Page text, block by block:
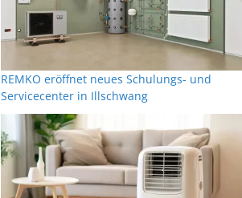
REMKO eröffnet neues Schulungs- und
Servicecenter in Illschwang